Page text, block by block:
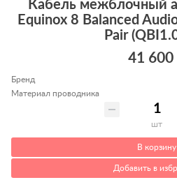
Кабель межблочный
Equinox 8 Balanced
Pair
41 600
Бренд
Материал проводника
шт
В корзину
Добавить в